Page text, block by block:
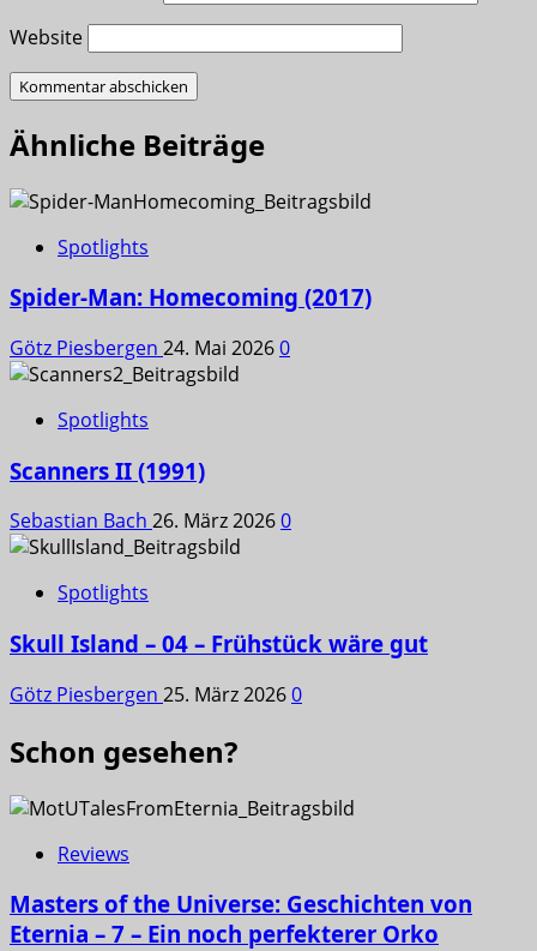
Website
Ähnliche Beiträge
Spotlights
Spider-Man: Homecoming (2017)
Götz Piesbergen 24. Mai 20260
Spotlights
Scanners II (1991)
Sebastian Bach 26. März 20260
Spotlights
Skull Island – 04 – Frühstück wäre gut
Götz Piesbergen 25. März 20260
Schon gesehen?
Reviews
Masters of the Universe: Geschichten von
Eternia – 7 – Ein noch perfekterer Orko